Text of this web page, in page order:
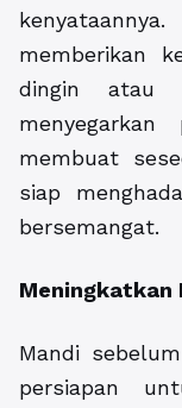
memberikan
dingin atau
membuat
siap
bersemangat.
Meningkatkan
Mandi
persiapan